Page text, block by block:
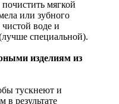
мягкой
или зубного
воде и
специальной).
изделиям из
тускнеют и
результате